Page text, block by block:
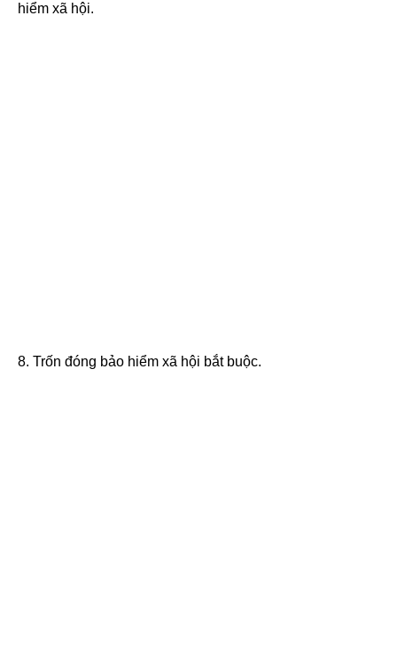
hiểm xã hội.
8. Trốn đóng bảo hiểm xã hội bắt buộc.